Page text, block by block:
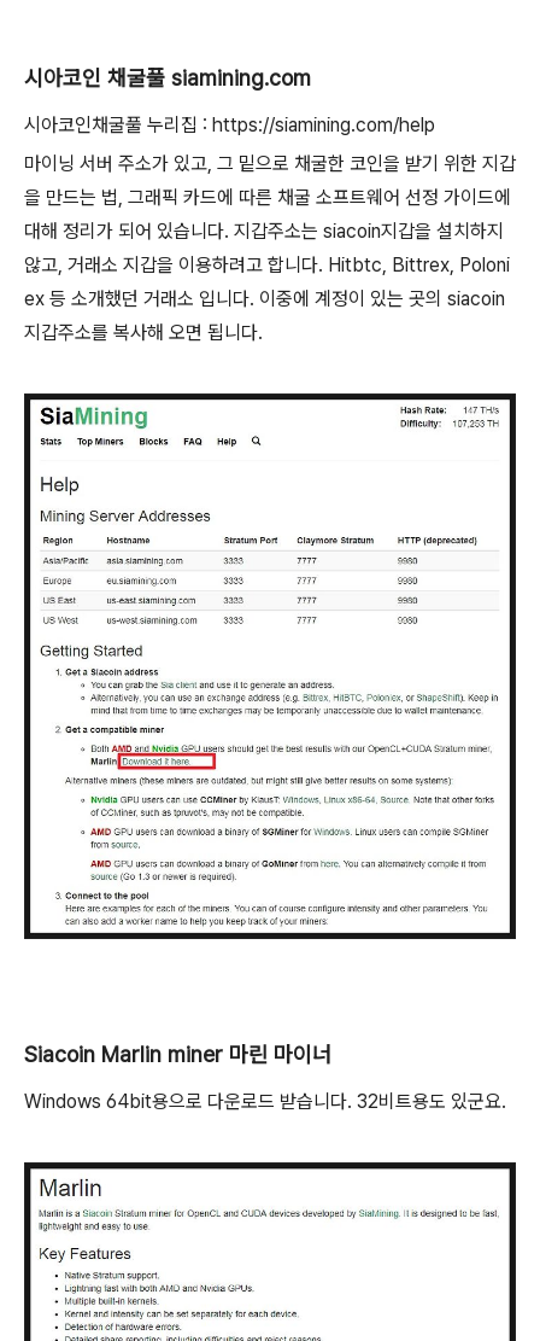
시아코인 채굴풀 siamining.com
시아코인채굴풀 누리집 : https://siamining.com/help
마이닝 서버 주소가 있고, 그 밑으로 채굴한 코인을 받기 위한 지갑
을 만드는 법, 그래픽 카드에 따른 채굴 소프트웨어 선정 가이드에
대해 정리가 되어 있습니다. 지갑주소는 siacoin지갑을 설치하지
않고, 거래소 지갑을 이용하려고 합니다. Hitbtc, Bittrex, Poloni
ex 등 소개했던 거래소 입니다. 이중에 계정이 있는 곳의 siacoin
지갑주소를 복사해 오면 됩니다.
Siacoin Marlin miner 마린 마이너
Windows 64bit용으로 다운로드 받습니다. 32비트용도 있군요.